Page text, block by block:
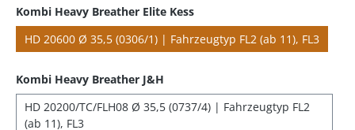
Kombi Heavy Breather Elite Kess
HD 20600 Ø 35,5 (0306/1) | Fahrzeugtyp FL2 (ab 11), FL3
Kombi Heavy Breather J&H
HD 20200/TC/FLH08 Ø 35,5 (0737/4) | Fahrzeugtyp FL2
(ab 11), FL3